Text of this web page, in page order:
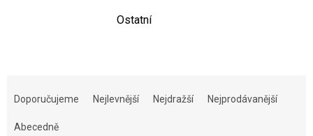
Ostatní
Doporučujeme Nejlevnější Nejdražší Nejprodávanější
Abecedně